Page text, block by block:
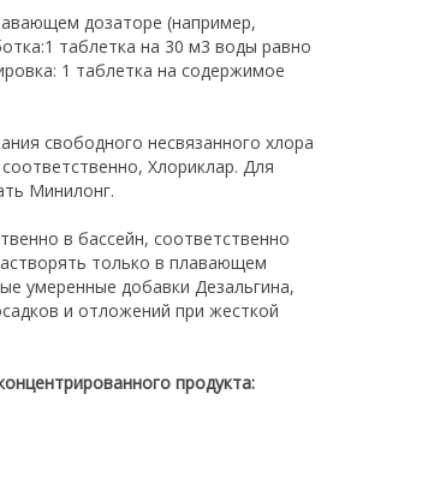
дозаторе (например,
таблетка на 30 м3 воды равно
1 таблетка на содержимое
свободного несвязанного хлора
Хлориклар. Для
Минилонг.
в бассейн, соответственно
только в плавающем
умеренные добавки Дезальгина,
и отложений при жесткой
продукта: